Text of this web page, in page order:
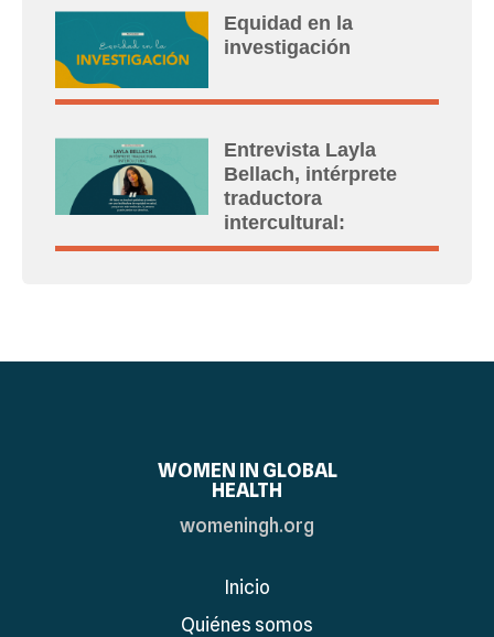
Equidad en la
investigación
Entrevista Layla
Bellach, intérprete
traductora
intercultural:
WOMEN IN GLOBAL
HEALTH
womeningh.org
Inicio
Quiénes somos